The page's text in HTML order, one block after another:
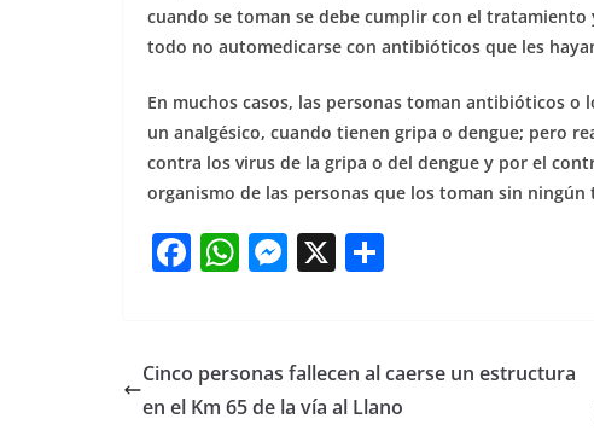
cuando se toman se debe cumplir con el
todo no automedicarse con antibióticos que les
En muchos casos, las personas toman antibióticos
un analgésico, cuando tienen gripa o dengue; pero
contra los virus de la gripa o del dengue y por el
organismo de las personas que los toman sin
F
e
b
W
s
A
M
e
n
X
e
Cinco personas fallecen al caerse un estructura
en el Km 65 de la vía al Llano